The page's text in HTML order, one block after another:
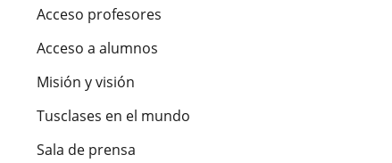
Acceso profesores
Acceso a alumnos
Misión y visión
Tusclases en el mundo
Sala de prensa